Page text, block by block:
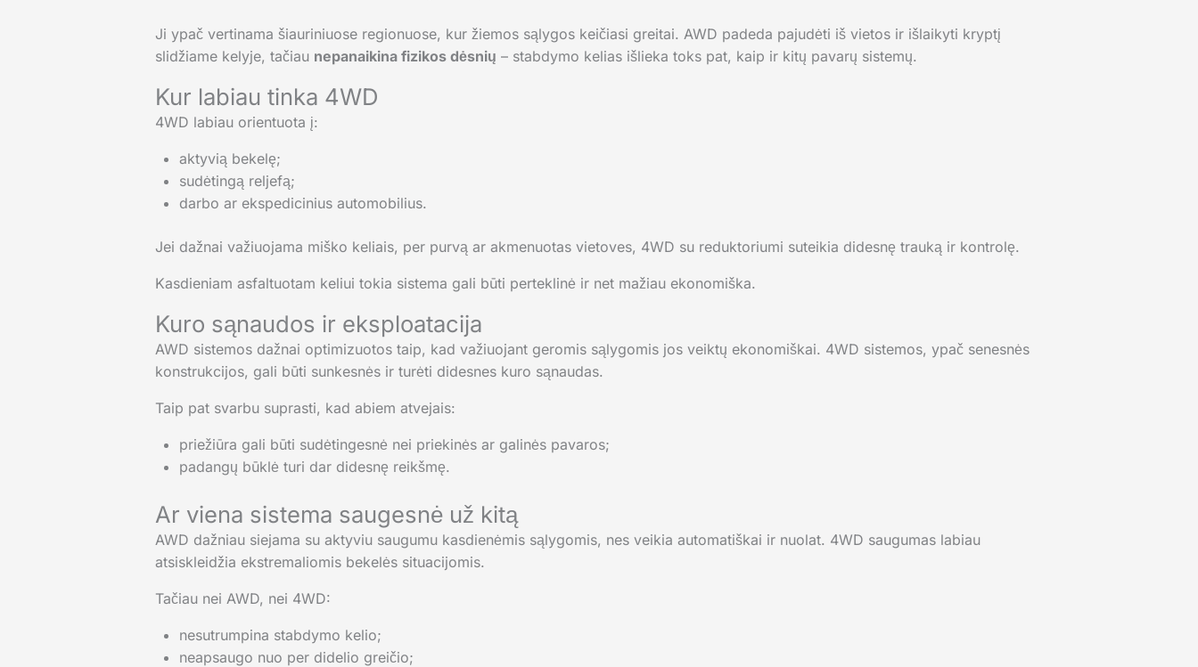
Ji ypač vertinama šiauriniuose regionuose, kur žiemos sąlygos keičiasi greitai. AWD padeda pajudėti iš vietos ir išlaikyti kryptį
slidžiame kelyje, tačiau nepanaikina fizikos dėsnių – stabdymo kelias išlieka toks pat, kaip ir kitų pavarų sistemų.
Kur labiau tinka 4WD
4WD labiau orientuota į:
aktyvią bekelę;
sudėtingą reljefą;
darbo ar ekspedicinius automobilius.
Jei dažnai važiuojama miško keliais, per purvą ar akmenuotas vietoves, 4WD su reduktoriumi suteikia didesnę trauką ir kontrolę.
Kasdieniam asfaltuotam keliui tokia sistema gali būti perteklinė ir net mažiau ekonomiška.
Kuro sąnaudos ir eksploatacija
AWD sistemos dažnai optimizuotos taip, kad važiuojant geromis sąlygomis jos veiktų ekonomiškai. 4WD sistemos, ypač senesnės
konstrukcijos, gali būti sunkesnės ir turėti didesnes kuro sąnaudas.
Taip pat svarbu suprasti, kad abiem atvejais:
priežiūra gali būti sudėtingesnė nei priekinės ar galinės pavaros;
padangų būklė turi dar didesnę reikšmę.
Ar viena sistema saugesnė už kitą
AWD dažniau siejama su aktyviu saugumu kasdienėmis sąlygomis, nes veikia automatiškai ir nuolat. 4WD saugumas labiau
atsiskleidžia ekstremaliomis bekelės situacijomis.
Tačiau nei AWD, nei 4WD:
nesutrumpina stabdymo kelio;
neapsaugo nuo per didelio greičio;